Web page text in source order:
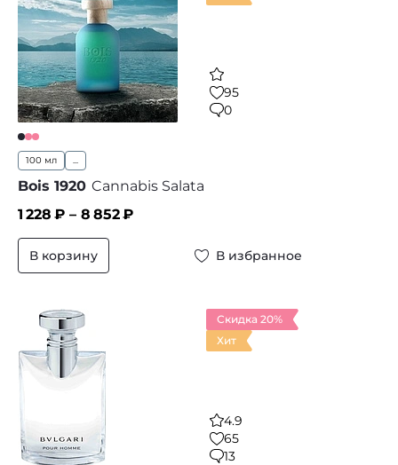
95
0
100 мл ...
Bois 1920 Cannabis Salata
1 228 ₽ – 8 852₽
В корзину В избранное
Скидка 20%
Хит
4.9
65
13